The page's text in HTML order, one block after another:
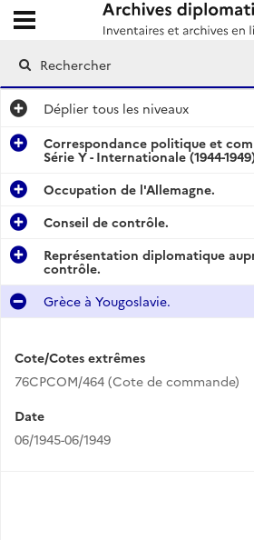
Archives diplomatiques
Ouvrir le menu déroulant
Déplier tous les niveaux
Correspondance politique et
Série Y - Internationale (1944-
Occupation de l'Allemagne.
Conseil de contrôle.
Représentation diplomatique
contrôle.
Grèce à Yougoslavie.
Cote/Cotes extrêmes
76CPCOM/464 (Cote de commande)
Date
06/1945-06/1949